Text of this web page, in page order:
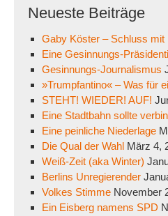
Neueste Beiträge
Gaby Köster – Schluss mit
Eine Gesinnungs-
Gesinnungs-Journalismus
»Trumpfantino« – Was für
STEHT! WIEDER! AUF!
Eine Stadtbahn sollte
Eine peinliche Niederlage
Die Qual der Wahl März 4,
Weiß-Zeit (aka Winter)
Berlins Unregierender
Volkes Stimme November
Ein Eisberg namens SPD